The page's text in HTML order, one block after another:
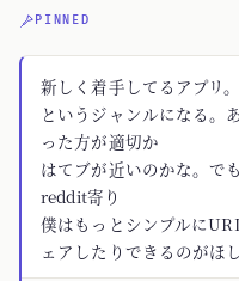
PINNED
新しく着手してるアプ
というジャンルになる
った方が適切か
はてブが近いのかな。で
reddit寄り
僕はもっとシンプルに
ェアしたりできるのがほ